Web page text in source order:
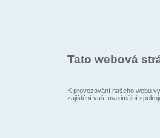
Tato webová
K provozování našeho webu
zajištění vaší maximální